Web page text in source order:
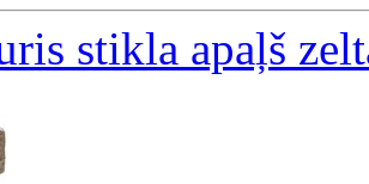
stikla apaļš